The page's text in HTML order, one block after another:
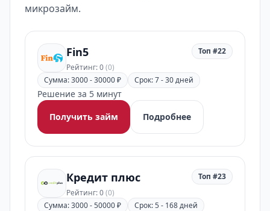
микрозайм.
Fin5
Рейтинг: 0(0)
Топ #22
Сумма: 3000 - 30000 ₽ Срок: 7 - 30 дней
Решение за 5 минут
Получить займ
Подробнее
Кредит плюс
Рейтинг: 0(0)
Топ #23
Сумма: 3000 - 50000 ₽ Срок: 5 - 168 дней